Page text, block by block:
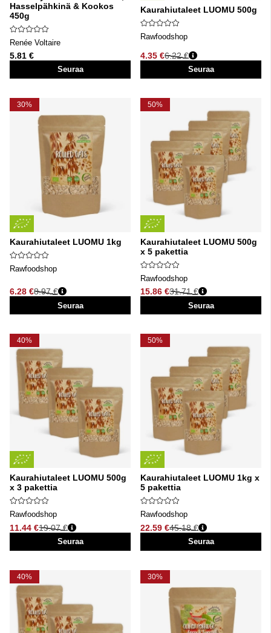
Hasselpähkinä & Kookos
450g
Renée Voltaire
5.81 €
Seuraa
Kaurahiutaleet LUOMU 500g
Rawfoodshop
4.35 €
Normaali hinta
6.22 €
Seuraa
30%
Kaurahiutaleet LUOMU 1kg
Rawfoodshop
6.28 €
Normaali hinta
8.97 €
Seuraa
50%
Kaurahiutaleet LUOMU 500g
x 5 pakettia
Rawfoodshop
15.86 €
Normaali hinta
31.71 €
Seuraa
40%
Kaurahiutaleet LUOMU 500g
x 3 pakettia
Rawfoodshop
11.44 €
Normaali hinta
19.07 €
Seuraa
50%
Kaurahiutaleet LUOMU 1kg x
5 pakettia
Rawfoodshop
22.59 €
Normaali hinta
45.18 €
Seuraa
40% 30%